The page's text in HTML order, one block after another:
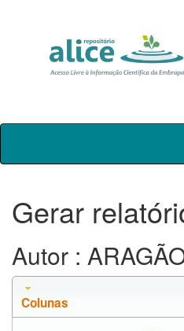
Skip
Gerar
Autor :
Colunas